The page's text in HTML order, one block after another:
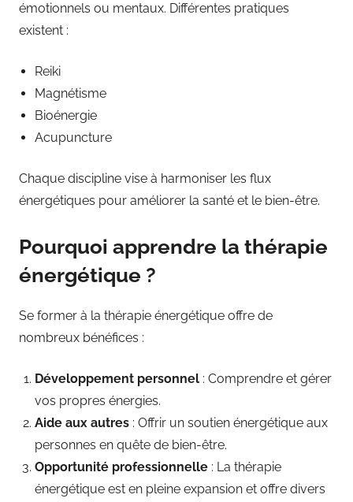
émotionnels ou mentaux. Différentes pratiques
existent :
Reiki
Magnétisme
Bioénergie
Acupuncture
Chaque discipline vise à harmoniser les flux
énergétiques pour améliorer la santé et le bien-être.
Pourquoi apprendre la thérapie
énergétique ?
Se former à la thérapie énergétique offre de
nombreux bénéfices :
Développement personnel : Comprendre et gérer
vos propres énergies.
Aide aux autres : Offrir un soutien énergétique aux
personnes en quête de bien-être.
Opportunité professionnelle : La thérapie
énergétique est en pleine expansion et offre divers